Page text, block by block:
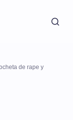
de rape y